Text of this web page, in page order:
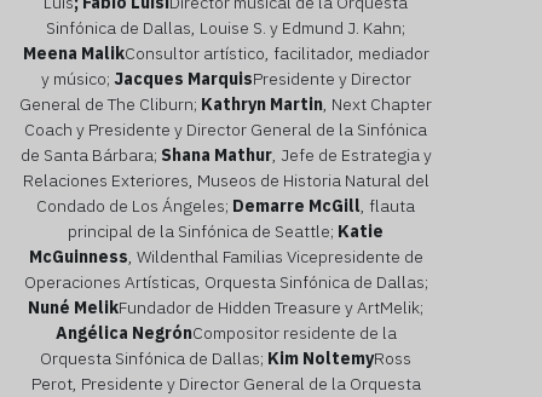
Sinfónica de Dallas, Louise S. y Edmund J. Kahn;
Meena MalikConsultor artístico, facilitador, mediador
y músico; Jacques MarquisPresidente y Director
General de The Cliburn; Kathryn Martin, Next Chapter
Coach y Presidente y Director General de la Sinfónica
de Santa Bárbara; Shana Mathur, Jefe de Estrategia y
Relaciones Exteriores, Museos de Historia Natural del
Condado de Los Ángeles; Demarre McGill, flauta
principal de la Sinfónica de Seattle; Katie
McGuinness, Wildenthal Familias Vicepresidente de
Operaciones Artísticas, Orquesta Sinfónica de Dallas;
Nuné MelikFundador de Hidden Treasure y ArtMelik;
Angélica NegrónCompositor residente de la
Orquesta Sinfónica de Dallas; Kim NoltemyRoss
Perot, Presidente y Director General de la Orquesta